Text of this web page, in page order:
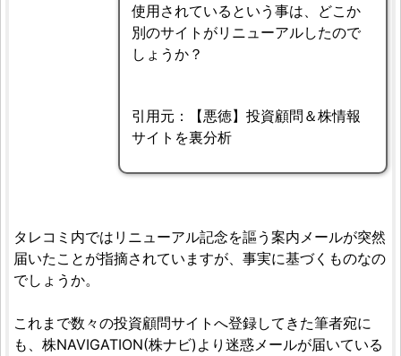
使用されているという事は、どこか
別のサイトがリニューアルしたので
しょうか？
引用元：【悪徳】投資顧問＆株情報
サイトを裏分析
タレコミ内ではリニューアル記念を謳う案内メールが突然
届いたことが指摘されていますが、事実に基づくものなの
でしょうか。
これまで数々の投資顧問サイトへ登録してきた筆者宛に
も、株NAVIGATION(株ナビ)より迷惑メールが届いている